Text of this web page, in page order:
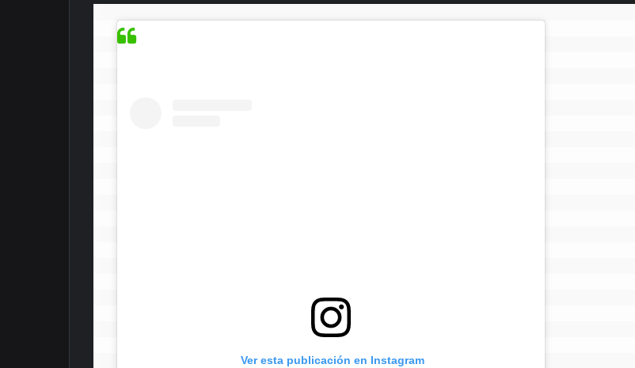
Ver esta publicación en Instagram